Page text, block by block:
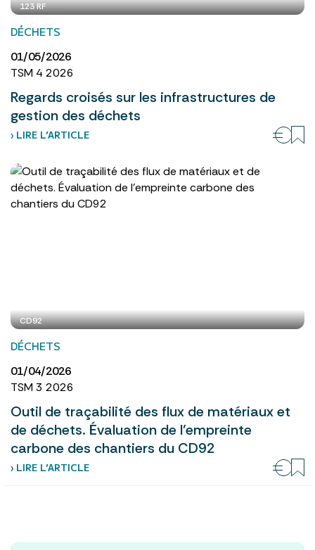
123 RF
DÉCHETS
01/05/2026
TSM 4 2026
Regards croisés sur les infrastructures de
gestion des déchets
› LIRE L’ARTICLE
CD92
DÉCHETS
01/04/2026
TSM 3 2026
Outil de traçabilité des flux de matériaux et
de déchets. Évaluation de l’empreinte
carbone des chantiers du CD92
› LIRE L’ARTICLE